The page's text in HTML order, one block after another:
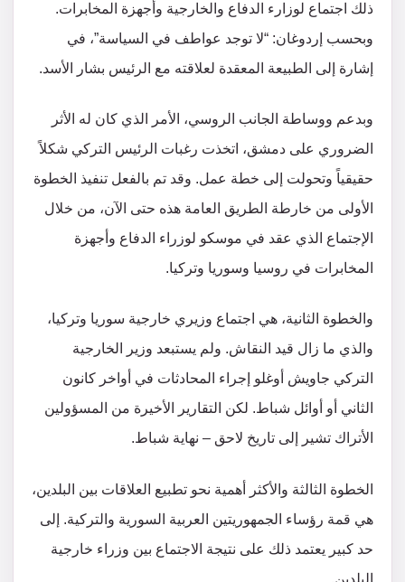
ذلك اجتماع لوزارء الدفاع والخارجية وأجهزة المخابرات.
وبحسب إردوغان: “لا توجد عواطف في السياسة”، في
إشارة إلى الطبيعة المعقدة لعلاقته مع الرئيس بشار الأسد.
وبدعم ووساطة الجانب الروسي، الأمر الذي كان له الأثر
الضروري على دمشق، اتخذت رغبات الرئيس التركي شكلاً
حقيقياً وتحولت إلى خطة عمل. وقد تم بالفعل تنفيذ الخطوة
الأولى من خارطة الطريق العامة هذه حتى الآن، من خلال
الإجتماع الذي عقد في موسكو لوزراء الدفاع وأجهزة
المخابرات في روسيا وسوريا وتركيا.
والخطوة الثانية، هي اجتماع وزيري خارجية سوريا وتركيا،
والذي ما زال قيد النقاش. ولم يستبعد وزير الخارجية
التركي جاويش أوغلو إجراء المحادثات في أواخر كانون
الثاني أو أوائل شباط. لكن التقارير الأخيرة من المسؤولين
الأتراك تشير إلى تاريخ لاحق – نهاية شباط.
الخطوة الثالثة والأكثر أهمية نحو تطبيع العلاقات بين البلدين،
هي قمة رؤساء الجمهوريتين العربية السورية والتركية. إلى
حد كبير يعتمد ذلك على نتيجة الاجتماع بين وزراء خارجية
البلدين.